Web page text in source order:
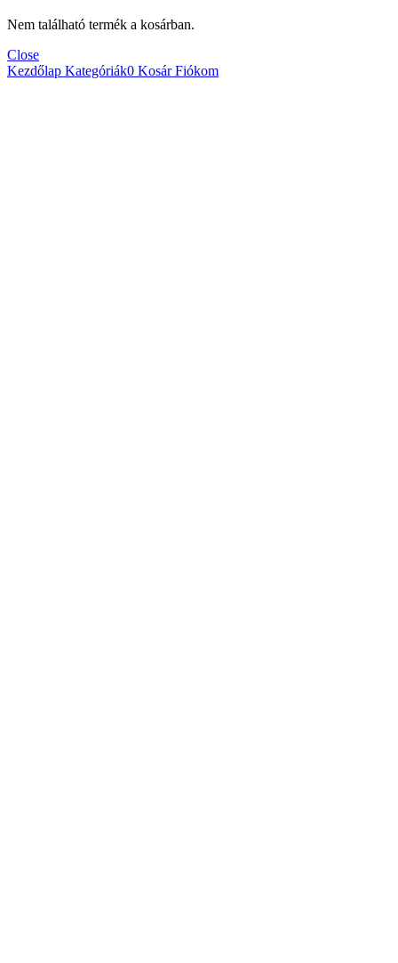
Nem található termék a kosárban.
Close
Kezdőlap Kategóriák0 KosárFiókom